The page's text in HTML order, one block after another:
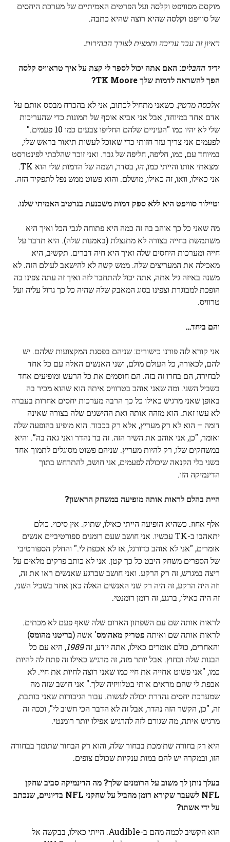
מוקסם מסוויפט וקלסה ועל הפרטים האמיתיים של מערכת היחסים
של סוויפט וקלסה שהיא רוצה שהיא כתבה.
ראיון זה עבר עריכה ותמצית לצורך הבהירות.
יריד ההבלים: האם אתה יכול לספר לי קצת על איך טראוויס קלסה
הפך להשראה לדמות שלך TK Moore?
אלכסה מרטין: כשאני מתחיל לכתוב, אני לא בהכרח מבסס אותם על
אדם אחד במיוחד, אבל אני אביא אוסף של תמונות כדי שהעריכות
שלי לא יהיו כמו "העיניים שלהם החליפו צבעים כמו 10 פעמים."
לפעמים אני צריך עזר חזותי כדי שאוכל לעשות תיאור בראש שלי,
במיוחד עם, כמו, חליפה, חליפה של גבר. ואני זוכר שהלכתי לפינטרסט
ומצאתי אותו והייתי כמו, הו
, בסדר, ושמה של הדמות שלי הוא TK.
אני כאילו, וואו, זה כאילו, מושלם. והוא פשוט ממש נפל לתפקיד הזה.
וטיילור סוויפט היא ללא ספק דמות משכנעת בנרטיב האמיתי שלנו.
מה שאני כל כך אוהב בה זה כמה היא פתוחה לגבי הכל ואיך היא
משתמשת בחייה בצורה לא מתנצלת (באמנות שלה). היא תדבר על
חייה ומערכות היחסים שלה ואיך היא חיה דברים. תקשיב, היא
מאכילה את המעריצים שלה. ממש קשה לא להישאב לעולם הזה. לא
משנה באיזה גיל אתה, אתה יכול להתחבר לזה ואיך זה עתה צפינו בה
הופכת למבוגרת וצפינו בסוג המאבק שלה שהיה כל כך גדול עליה ועל
טרוויס.
והם ביחד…
אני קורא לזה פורנו כישורים: שניהם בפסגת המקצועות שלהם. יש
להם, לכאורה, כל העולם מולם, ושני האנשים האלה עם כל אחד
לבחירה, הם בחרו זה בזה. הם חוסמים את כל הרעש ומופיעים אחד
בשביל השני. ומה שאני אוהב בטרוויס איתה הוא שהוא מכיר בה
באופן שאני מרגיש כאילו כל כך הרבה מערכות יחסים אחרות בעברה
לא עשו זאת. הוא מזהה אותה ואת ההישגים שלה בצורה שאינה
דומה – הוא לא רק מעריץ, אלא רק בכבוד. הוא מופיע בהופעה שלה
ואומר, "כן, אני אוהב את השיר הזה. זה בר נהדר ואני גאה בה”. והיא
במשחקים שלו, רק להיות מעריץ. שניהם פשוט מסוגלים לתמוך אחד
בשני בלי הקנאה שיכולה לפעמים, אני חושב, להתרחש בתוך
הדינמיקה הזו.
היית בהלם לראות אותה מופיעה במשחק הראשון?
אלף אחוז. כשהיא הופיעה הייתי כאילו, שתוק. אין סיכוי. כולם
יתאהבו ב-TK עכשיו. אני חושב שעם רומנים ספורטיביים אנשים
אומרים, "אני לא אוהב כדורגל, אז לא אכפת לי." והחלק הספורטיבי
של הספרים משחק היבט כל כך קטן. אני לא כותב פרקים מלאים על
ריצה במגרש, זה רק הרקע. ואני חושב שברגע שאנשים ראו את זה,
וזה היה הרקע, זה היה רק ​​שני האנשים האלה כאן אחד בשביל השני,
זה היה כאילו, ברגע, זה רומן רומנטי.
לראות אותה שם עם השפתון האדום שלה שאף פעם לא מכתים.
לראות אותה שם ואיתה פטריק מאהומס' אשה (בריטני מהומס)
והאחרים, כולם אומרים כאילו, אתה יודע, זה1989, היא עם כל
הבנות שלה ובחוץ. אבל יותר מזה, זה מרגיש כאילו זה פתח לה להיות
כמו, "אני פשוט אחייה את חיי כמו שאני רוצה לחיות את חיי. לא
אכפת לי שהם מראים אותי בטלוויזיה שלך." אני חושב שזה מה
שמערכת יחסים נהדרת יכולה לעשות. עבור הגיבורות שאני כותבת,
זה, "כן, הקשר הזה נהדר, אבל זה לא הדבר הכי חשוב לי", וככה זה
מרגיש איתה, מה שגורם לזה להרגיש אפילו יותר רומנטי.
היא רק בחורה שתומכת בבחור שלה, והוא רק הבחור שתומך בבחורה
הזו, ובמקרה יש להם במות ענקיות שכולם צופים.
בעלך נותן לך משוב על הרומנים שלך? מה הדינמיקה סביב שחקן
NFL לשעבר שקורא רומן מהביל על שחקני NFL בדיוניים, שנכתב
על ידי אשתו?
הוא הקשיב לכמה מהם ב-Audible. הייתי כאילו, בבקשה אל